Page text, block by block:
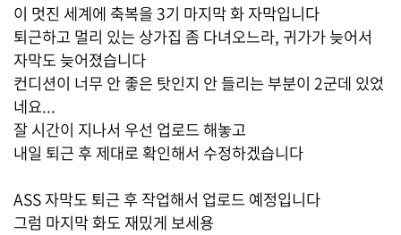
앙겔 38
휴지통
명
geru@angelist.co.kr
이 멋진 세계에 축복을 3기 마지막 화 자막입니다
퇴근하고 멀리 있는 상가집 좀 다녀오느라, 귀가가 늦어서
자막도 늦어졌습니다
컨디션이 너무 안 좋은 탓인지 안 들리는 부분이 2군데 있었
네요...
잘 시간이 지나서 우선 업로드 해놓고
내일 퇴근 후 제대로 확인해서 수정하겠습니다
ASS 자막도 퇴근 후 작업해서 업로드 예정입니다
그럼 마지막 화도 재밌게 보세용